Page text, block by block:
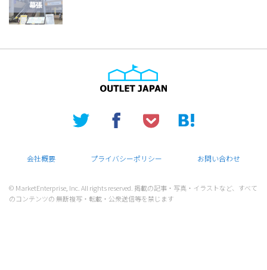
会社概要 プライバシーポリシー お問い合わせ
© MarketEnterprise, Inc. All rights reserved. 掲載の記事・写真・イラストなど、すべて
のコンテンツの 無断複写・転載・公衆送信等を禁じます